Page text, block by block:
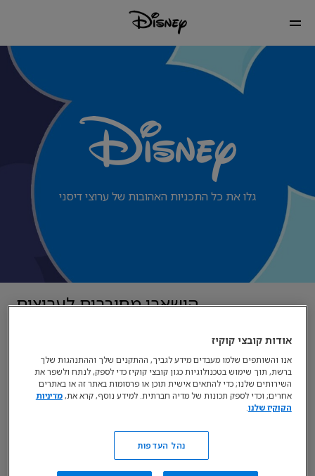
גלו את כל התכניות האהובות של ערוצי דיסני
הישארו מחוברים לערוצים
אודות קובצי קוקיז
אנו והשותפים שלמו מעבדים מידע לגביך, ההתקנים שלך וההתנהגות שלך
ברשת, תוך שימוש בטכנולוגיות כגון קובצי קוקיז כדי לספק, לנתח ולשפר את
השירותים שלנו; כדי להתאים אישית תוכן או פרסומות באתר זה או באתרים
אחרים; וכדי לספק תכונות של מדיה חברתית. למידע נוסף, קרא את,מדיניות
הקוקיז שלנו
נהל העדפות